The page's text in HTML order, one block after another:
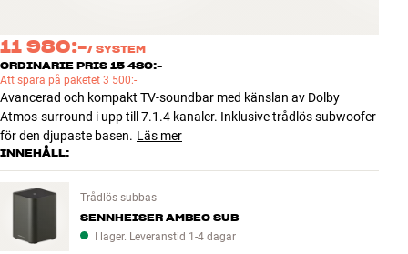
ERBJUDANDEN
Kundtjänst
Logga in
Bygg med ljud
11 980:-/ SYSTEM
ORDINARIE PRIS 15 480:-
Att spara på paketet 3 500:-
Avancerad och kompakt TV-soundbar med känslan av Dolby
Atmos-surround i upp till 7.1.4 kanaler. Inklusive trådlös subwoofer
för den djupaste basen. Läs mer
INNEHÅLL:
Trådlös subbas
SENNHEISER AMBEO SUB
I lager. Leveranstid 1-4 dagar